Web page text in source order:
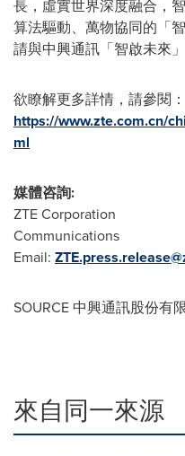
長，虛實世界深度融合，
算法驅動、萬物協同的「
請與中興通訊「智啟未來」
欲瞭解更多詳情，請參閱：
https://www.zte.com.cn/
ml
媒體咨詢:
ZTE Corporation
Communications
Email:
SOURCE 中興通訊股份有
來自同一來源